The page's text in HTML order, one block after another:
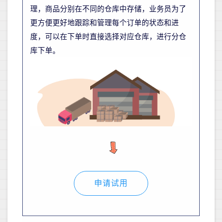
理，商品分别在不同的仓库中存储，业务员为了
更方便更好地跟踪和管理每个订单的状态和进
度，可以在下单时直接选择对应仓库，进行分仓
库下单。
申请试用